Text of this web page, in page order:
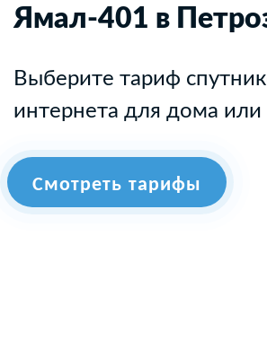
Ямал-401 в
Выберите тариф
интернета для дома или
Смотреть тарифы